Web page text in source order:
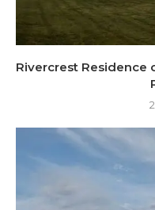
Rivercrest Residence